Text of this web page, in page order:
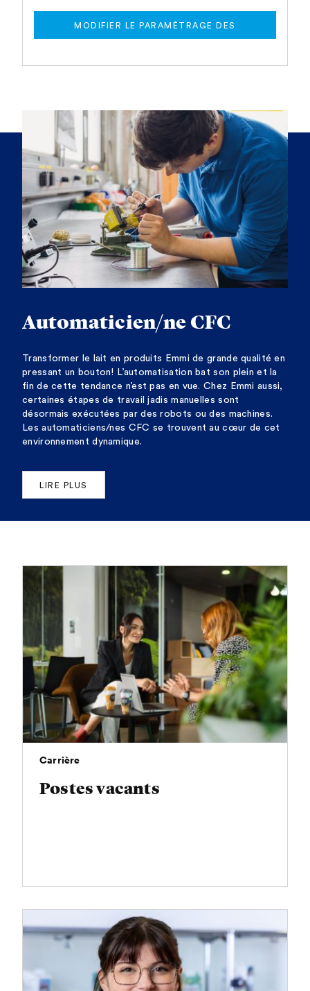
MODIFIER LE PARAMÉTRAGE DES
Automaticien/ne CFC
Transformer le lait en produits Emmi de grande qualité en
pressant un bouton! L’automatisation bat son plein et la
fin de cette tendance n’est pas en vue. Chez Emmi aussi,
certaines étapes de travail jadis manuelles sont
désormais exécutées par des robots ou des machines.
Les automaticiens/nes CFC se trouvent au cœur de cet
environnement dynamique.
LIRE PLUS
Carrière
Postes vacants